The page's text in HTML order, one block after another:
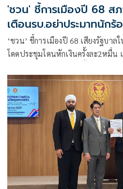
'ชวน' ชี้การเมืองปี 68 ส
เตือนรบ.อย่าประมาทนักร้
เศรษฐา
‘ชวน’ ชี้การเมืองปี 68 เสียงรัฐบา
โดดประชุมโดนหักเงินครั้งละ2หมื่น
ตอบลง สส.สมัยหน้าต่อ